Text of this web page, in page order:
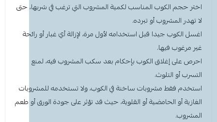
اختر حجم الكوب المناسب لكمية المشروب التي ترغب في شربها، حتى
لا تهدر المشروب أو تبرده.
اغسل الكوب جيدا قبل استخدامه لأول مرة، لإزالة أي غبار أو رائحة
غير مرغوب فيها.
احرص على إغلاق الكوب بإحكام بعد سكب المشروب فيه، لمنع
التسرب أو التلوث.
استخدم فقط مشروبات ساخنة في الكوب، ولا تستخدمه للمشروبات
الغازية أو الحامضية أو القلوية، حيث قد تؤثر على جودة الورق أو طعم
المشروب.